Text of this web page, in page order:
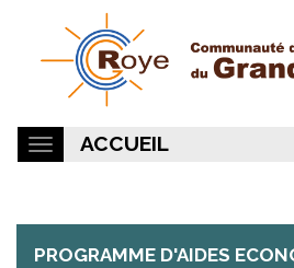
ACCUEIL
PROGRAMME D'AIDES